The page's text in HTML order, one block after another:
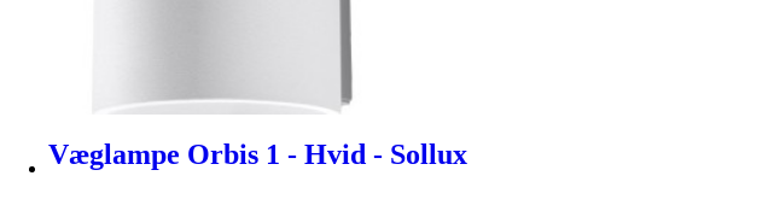
Væglampe Orbis 1 - Hvid - Sollux